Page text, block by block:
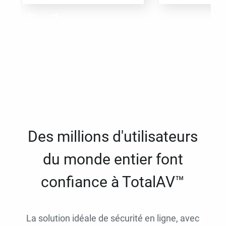
Des millions d'utilisateurs
du monde entier font
confiance à TotalAV™
La solution idéale de sécurité en ligne, avec